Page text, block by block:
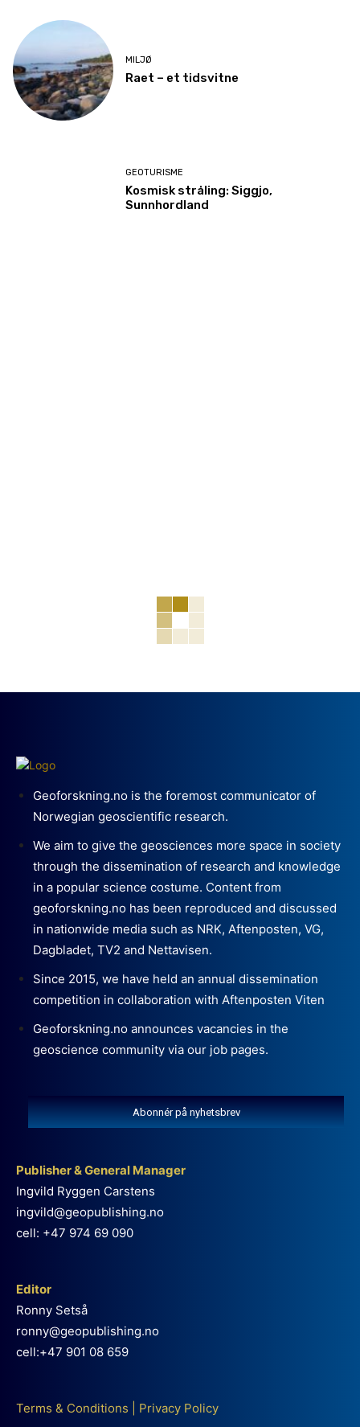
MILJØ
Raet – et tidsvitne
GEOTURISME
Kosmisk stråling: Siggjo,
Sunnhordland
Geoforskning.no is the foremost communicator of
Norwegian geoscientific research.
We aim to give the geosciences more space in society
through the dissemination of research and knowledge
in a popular science costume. Content from
geoforskning.no has been reproduced and discussed
in nationwide media such as NRK, Aftenposten, VG,
Dagbladet, TV2 and Nettavisen.
Since 2015, we have held an annual dissemination
competition in collaboration with Aftenposten Viten
Geoforskning.no announces vacancies in the
geoscience community via our job pages.
Abonnér på nyhetsbrev
Publisher & General Manager
Ingvild Ryggen Carstens
ingvild@geopublishing.no
cell: +47 974 69 090
Editor
Ronny Setså
ronny@geopublishing.no
cell:+47 901 08 659
Terms & Conditions Privacy Policy